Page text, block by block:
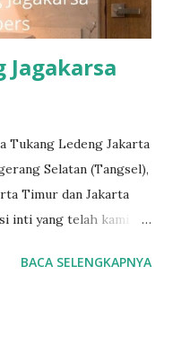
sehingga pekerjaan
Jagakarsa
Tukang Ledeng Jakarta
Selatan (Tangsel),
Timur dan Jakarta
inti yang telah kami
BACA SELENGKAPNYA